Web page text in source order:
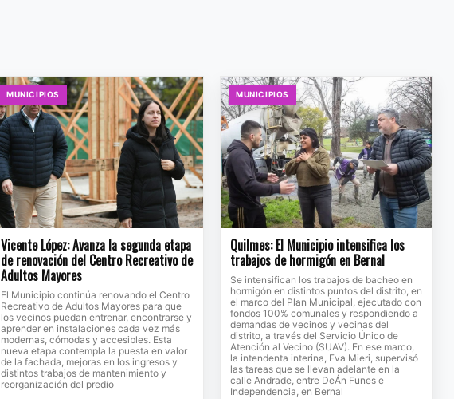
MUNICIPIOS
Vicente López: Avanza la segunda etapa
de renovación del Centro Recreativo de
Adultos Mayores
El Municipio continúa renovando el Centro
Recreativo de Adultos Mayores para que
los vecinos puedan entrenar, encontrarse y
aprender en instalaciones cada vez más
modernas, cómodas y accesibles. Esta
nueva etapa contempla la puesta en valor
de la fachada, mejoras en los ingresos y
distintos trabajos de mantenimiento y
reorganización del predio
MUNICIPIOS
Quilmes: El Municipio intensifica los
trabajos de hormigón en Bernal
Se intensifican los trabajos de bacheo en
hormigón en distintos puntos del distrito, en
el marco del Plan Municipal, ejecutado con
fondos 100% comunales y respondiendo a
demandas de vecinos y vecinas del
distrito, a través del Servicio Único de
Atención al Vecino (SUAV). En ese marco,
la intendenta interina, Eva Mieri, supervisó
las tareas que se llevan adelante en la
calle Andrade, entre DeÁn Funes e
Independencia, en Bernal